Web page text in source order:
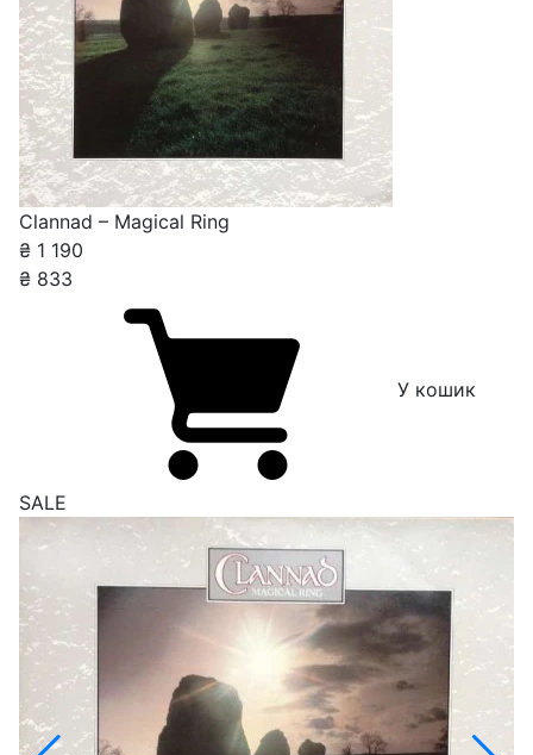
Clannad – Magical Ring
₴ 1 190
₴ 833
У кошик
SALE